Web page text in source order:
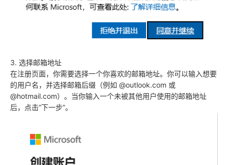
3. 选择邮箱地址
在注册页面，你需要选择一个你喜欢的邮箱地址。你可以输入想要
的用户名，并选择邮箱后缀（例如 @outlook.com 或
@hotmail.com）。当你输入一个未被其他用户使用的邮箱地址
后，点击“下一步”。